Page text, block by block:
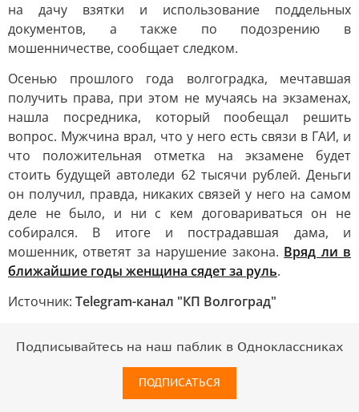
на дачу взятки и использование поддельных
документов, а также по подозрению в
мошенничестве, сообщает следком.
Осенью прошлого года волгоградка, мечтавшая
получить права, при этом не мучаясь на экзаменах,
нашла посредника, который пообещал решить
вопрос. Мужчина врал, что у него есть связи в ГАИ, и
что положительная отметка на экзамене будет
стоить будущей автоледи 62 тысячи рублей. Деньги
он получил, правда, никаких связей у него на самом
деле не было, и ни с кем договариваться он не
собирался. В итоге и пострадавшая дама, и
мошенник, ответят за нарушение закона. Вряд ли в
ближайшие годы женщина сядет за руль.
Источник: Telegram-канал "КП Волгоград"
Подписывайтесь на наш паблик в Одноклассниках
ПОДПИСАТЬСЯ